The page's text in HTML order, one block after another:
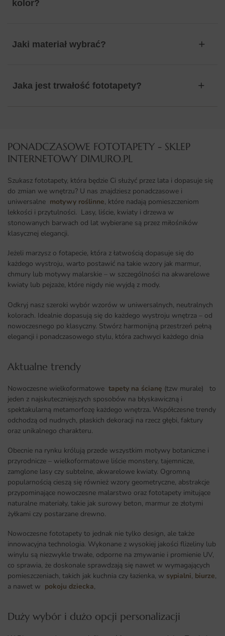
kolor?
Jaki materiał wybrać?
Jaka jest trwałość fototapety?
PONADCZASOWE FOTOTAPETY - SKLEP
INTERNETOWY DIMURO.PL​
Szukasz fototapety, która będzie Ci służyć przez lata i dopasuje się
do zmian we wnętrzu? U nas znajdziesz ponadczasowe i
uniwersalne motywy roślinne, które nadają pomieszczeniom
lekkości i przytulności. Lasy, liście, kwiaty i drzewa w
stonowanych barwach od lat wybierane są przez miłośników
klasycznej elegancji.
Jeżeli marzysz o fotapecie, która z łatwością dopasuje się do
każdego wystroju, warto postawić na takie wzory jak marmur,
chmury lub motywy malarskie – w szczególności na akwarelowe
kwiaty lub pejzaże, które nigdy nie wyjdą z mody.
Odkryj nasz szeroki wybór wzorów w uniwersalnych, neutralnych
kolorach. Idealnie dopasują się do każdego wystroju wnętrza – od
nowoczesnego po klasyczny. Stwórz harmonijną przestrzeń pełną
elegancji i ponadczasowego stylu, która zachwyci każdego dnia
Aktualne trendy​
Nowoczesne wielkoformatowe tapety na ścianę (tzw murale) to
jeden z najskuteczniejszych sposobów na błyskawiczną i
spektakularną metamorfozę każdego wnętrza. Współczesne trendy
odchodzą od nudnych, płaskich dekoracji na rzecz głębi, faktury
oraz unikalnego charakteru.
Obecnie na rynku królują przede wszystkim motywy botaniczne i
przyrodnicze – wielkoformatowe liście monstery, tajemnicze,
zamglone lasy czy subtelne, akwarelowe kwiaty. Ogromną
popularnością cieszą się również wzory geometryczne, abstrakcje
przypominające nowoczesne malarstwo oraz fototapety imitujące
naturalne materiały, takie jak surowy beton, marmur ze złotymi
żyłkami czy postarzane drewno.
Nowoczesne fototapety to jednak nie tylko design, ale także
innowacyjna technologia. Wykonane z wysokiej jakości flizeliny lub
winylu są niezwykle trwałe, odporne na zmywanie i promienie UV,
co sprawia, że doskonale sprawdzają się nawet w wymagających
pomieszczeniach, takich jak kuchnia czy łazienka, w sypialni, biurze,
a nawet w pokoju dziecka,
Duży wybór i dużo opcji personalizacji ​